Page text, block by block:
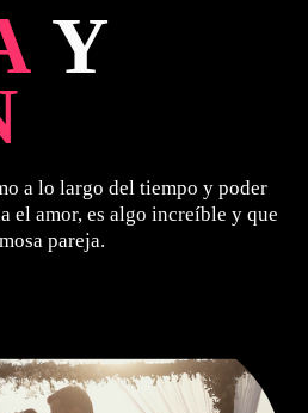
Y
a lo largo del tiempo y poder
el amor, es algo increíble y que
pareja.